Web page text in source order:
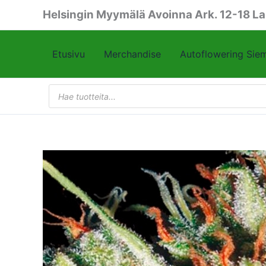
Helsingin Myymälä Avoinna Ark. 12-18
Etusivu Merchandise Autoflowering
Products
search